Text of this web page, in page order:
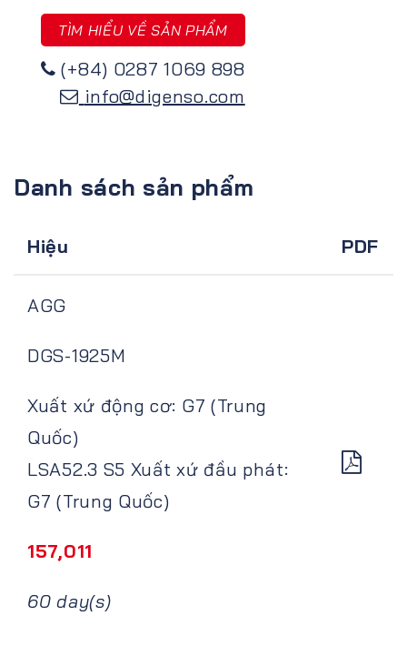
TÌM HIỂU VỀ SẢN PHẨM
(+84) 0287 1069 898
info@digenso.com
Danh sách sản phẩm
Hiệu PDF
AGG
DGS-1925M
Xuất xứ động cơ: G7 (Trung
Quốc)
LSA52.3 S5 Xuất xứ đầu phát:
G7 (Trung Quốc)
157,011
60 day(s)